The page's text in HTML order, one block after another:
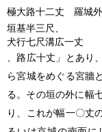
極大路十二丈 羅城
垣基半三尺、
犬行七尺溝広一丈
、路広十丈」とあ
ら宮城をめぐる宮牆
る。その垣の外に幅
り、これが幅一〇丈